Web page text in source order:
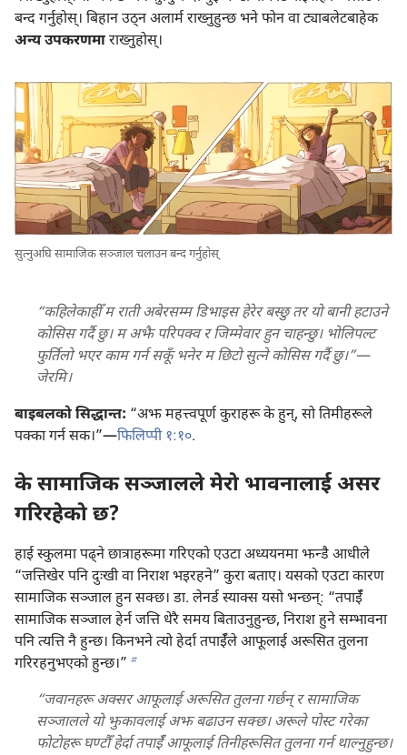
बन्द गर्नुहोस्‌। बिहान उठ्‌न अलार्म राख्नुहुन्छ भने फोन वा ट्याबलेटबाहेक
अन्य उपकरणमाराख्नुहोस्‌।
सुत्नुअघि सामाजिक सञ्जाल चलाउन बन्द गर्नुहोस्‌
“कहिलेकाहीँ म राती अबेरसम्म डिभाइस हेरेर बस्छु तर यो बानी हटाउने
कोसिस गर्दै छु। म अझै परिपक्व र जिम्मेवार हुन चाहन्छु। भोलिपल्ट
फुर्तिलो भएर काम गर्न सकूँ भनेर म छिटो सुत्ने कोसिस गर्दै छु।”—
जेरमि।
बाइबलको सिद्धान्त: “अझ महत्त्वपूर्ण कुराहरू के हुन्‌, सो तिमीहरूले
पक्का गर्न सक।”—फिलिप्पी १:१०.
के सामाजिक सञ्जालले मेरो भावनालाई असर
गरिरहेको छ?
हाई स्कुलमा पढ्‌ने छात्राहरूमा गरिएको एउटा अध्ययनमा झन्डै आधीले
“जत्तिखेर पनि दुःखी वा निराश भइरहने” कुरा बताए। यसको एउटा कारण
सामाजिक सञ्जाल हुन सक्छ। डा. लेनर्ड स्याक्स यसो भन्छन्‌: “तपाईँ
सामाजिक सञ्जाल हेर्न जत्ति धेरै समय बिताउनुहुन्छ, निराश हुने सम्भावना
पनि त्यत्ति नै हुन्छ। किनभने त्यो हेर्दा तपाईँले आफूलाई अरूसित तुलना
गरिरहनुभएको हुन्छ।” b
“जवानहरू अक्सर आफूलाई अरूसित तुलना गर्छन्‌ र सामाजिक
सञ्जालले यो झुकावलाई अझ बढाउन सक्छ। अरूले पोस्ट गरेका
फोटोहरू घण्टौँ हेर्दा तपाईँ आफूलाई तिनीहरूसित तुलना गर्न थाल्नुहुन्छ।